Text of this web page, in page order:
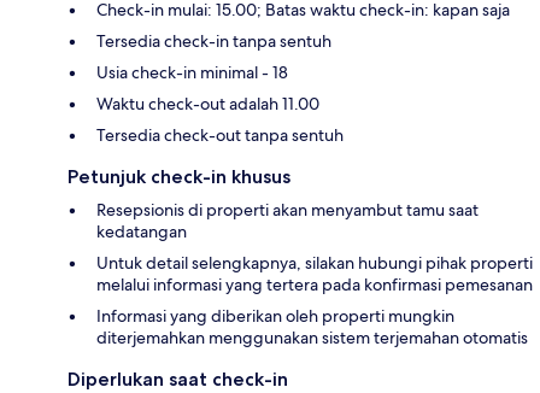
Check-in mulai: 15.00; Batas waktu check-in: kapan saja
Tersedia check-in tanpa sentuh
Usia check-in minimal - 18
Waktu check-out adalah 11.00
Tersedia check-out tanpa sentuh
Petunjuk check-in khusus
Resepsionis di properti akan menyambut tamu saat
kedatangan
Untuk detail selengkapnya, silakan hubungi pihak properti
melalui informasi yang tertera pada konfirmasi pemesanan
Informasi yang diberikan oleh properti mungkin
diterjemahkan menggunakan sistem terjemahan otomatis
Diperlukan saat check-in